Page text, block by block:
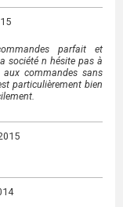
parfait et
société n hésite pas à
commandes sans
particulièrement bien